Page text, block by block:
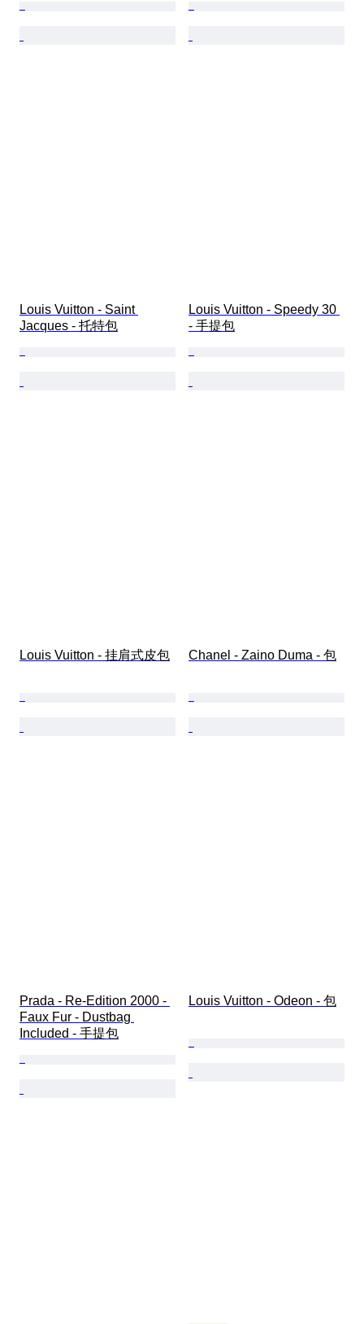
Louis Vuitton - Saint
Jacques - 托特包
Louis Vuitton - Speedy 30
- 手提包
Louis Vuitton - 挂肩式皮包 Chanel - Zaino Duma - 包
Prada - Re-Edition 2000 -
Faux Fur - Dustbag
Included - 手提包
Louis Vuitton - Odeon - 包